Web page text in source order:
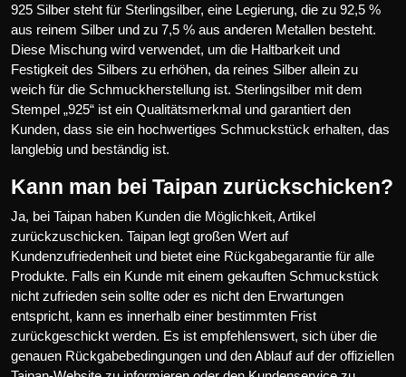
925 Silber steht für Sterlingsilber, eine Legierung, die zu 92,5 %
aus reinem Silber und zu 7,5 % aus anderen Metallen besteht.
Diese Mischung wird verwendet, um die Haltbarkeit und
Festigkeit des Silbers zu erhöhen, da reines Silber allein zu
weich für die Schmuckherstellung ist. Sterlingsilber mit dem
Stempel „925“ ist ein Qualitätsmerkmal und garantiert den
Kunden, dass sie ein hochwertiges Schmuckstück erhalten, das
langlebig und beständig ist.
Kann man bei Taipan zurückschicken?
Ja, bei Taipan haben Kunden die Möglichkeit, Artikel
zurückzuschicken. Taipan legt großen Wert auf
Kundenzufriedenheit und bietet eine Rückgabegarantie für alle
Produkte. Falls ein Kunde mit einem gekauften Schmuckstück
nicht zufrieden sein sollte oder es nicht den Erwartungen
entspricht, kann es innerhalb einer bestimmten Frist
zurückgeschickt werden. Es ist empfehlenswert, sich über die
genauen Rückgabebedingungen und den Ablauf auf der offiziellen